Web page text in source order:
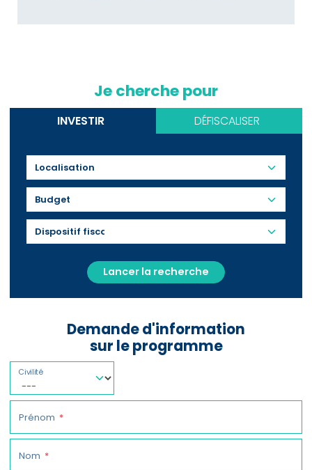
Je cherche pour
INVESTIR DÉFISCALISER
Budget
Lancer la recherche
Demande d'information
sur le programme
Civilité
Prénom
Nom